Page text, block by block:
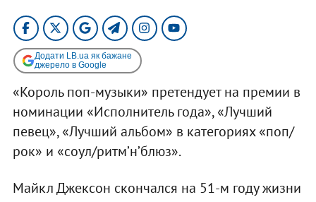
Додати LB.ua як бажане
джерело в Google
«Король поп-музыки» претендует на премии в
номинации «Исполнитель года», «Лучший
певец», «Лучший альбом» в категориях «поп/
рок» и «соул/ритм’н’блюз».
Майкл Джексон скончался на 51-м году жизни